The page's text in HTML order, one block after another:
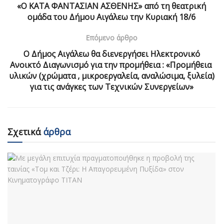
«Ο ΚΑΤΑ ΦΑΝΤΑΣΙΑΝ ΑΣΘΕΝΗΣ» από τη θεατρική
ομάδα του Δήμου Αιγάλεω την Κυριακή 18/6
Επόμενο άρθρο
Ο Δήμος Αιγάλεω θα διενεργήσει Ηλεκτρονικό
Ανοικτό Διαγωνισμό για την προμήθεια : «Προμήθεια
υλικών (χρώματα , μικροεργαλεία, αναλώσιμα, ξυλεία)
για τις ανάγκες των Τεχνικών Συνεργείων»
Σχετικάάρθρα